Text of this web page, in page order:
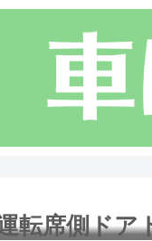
転席側ドア